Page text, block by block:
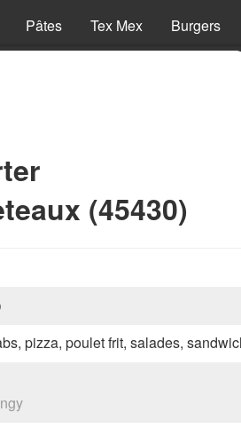
Pâtes Tex Mex Burgers
(45430)
pizza, poulet frit, salades,